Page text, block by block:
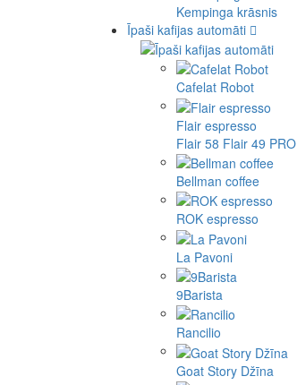
Kempinga krāsnis
Īpaši kafijas automāti
Cafelat Robot
Flair espresso
Flair 58 Flair 49 PRO
Bellman coffee
ROK espresso
La Pavoni
9Barista
Rancilio
Goat Story Džīna